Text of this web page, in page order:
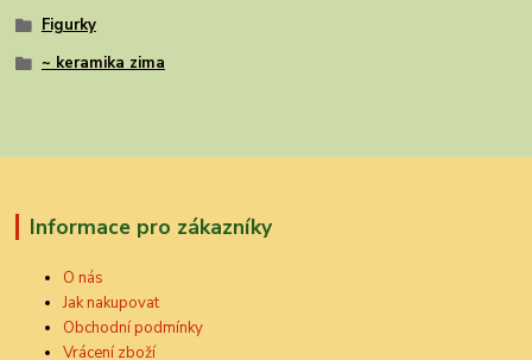
Figurky
~ keramika zima
Informace pro zákazníky
O nás
Jak nakupovat
Obchodní podmínky
Vrácení zboží